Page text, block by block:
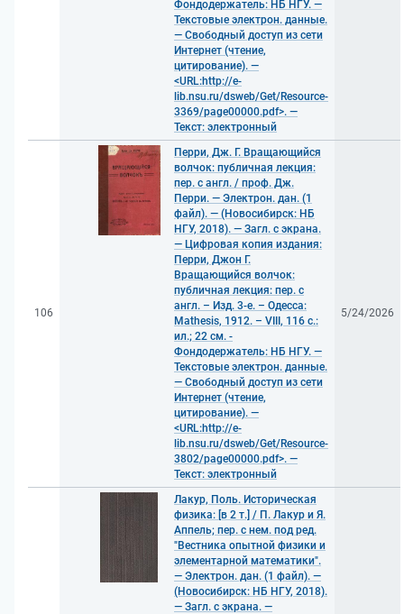
Фондодержатель: НБ НГУ. —
Текстовые электрон. данные.
— Свободный доступ из сети
Интернет (чтение,
цитирование). —
<URL:http://e-
lib.nsu.ru/dsweb/Get/Resource-
3369/page00000.pdf>. —
Текст: электронный
106
Перри, Дж. Г. Вращающийся
волчок: публичная лекция:
пер. с англ. / проф. Дж.
Перри. — Электрон. дан. (1
файл). — (Новосибирск: НБ
НГУ, 2018). — Загл. с экрана.
— Цифровая копия издания:
Перри, Джон Г.
Вращающийся волчок:
публичная лекция: пер. с
англ. – Изд. 3-е. – Одесса:
Mathesis, 1912. – VIII, 116 с.:
ил.; 22 см. -
Фондодержатель: НБ НГУ. —
Текстовые электрон. данные.
— Свободный доступ из сети
Интернет (чтение,
цитирование). —
<URL:http://e-
lib.nsu.ru/dsweb/Get/Resource-
3802/page00000.pdf>. —
Текст: электронный
5/24/2026
Лакур, Поль. Историческая
физика: [в 2 т.] / П. Лакур и Я.
Аппель; пер. с нем. под ред.
"Вестника опытной физики и
элементарной математики".
— Электрон. дан. (1 файл). —
(Новосибирск: НБ НГУ, 2018).
— Загл. с экрана. —